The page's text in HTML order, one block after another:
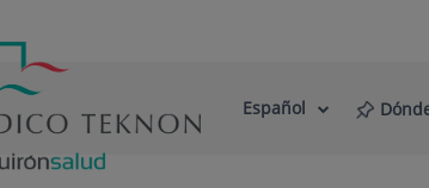
Selector
Idioma
Español